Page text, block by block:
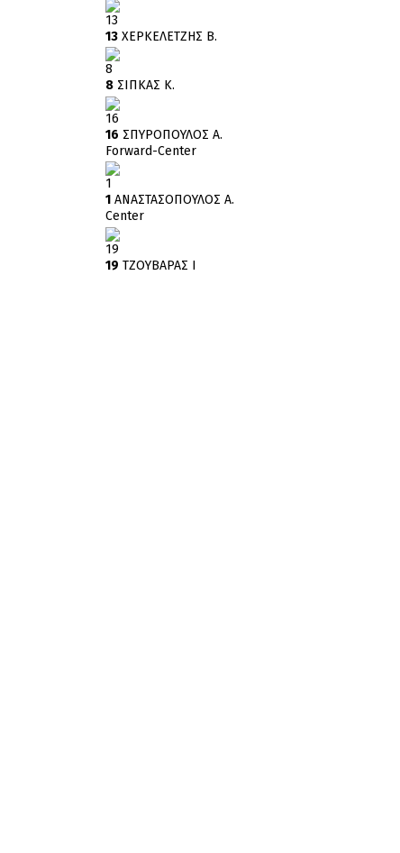
13
13 ΧΕΡΚΕΛΕΤΖΗΣ Β.
8
8 ΣΙΠΚΑΣ Κ.
16
16 ΣΠΥΡΟΠΟΥΛΟΣ Α.
Forward-Center
1
1 ΑΝΑΣΤΑΣΟΠΟΥΛΟΣ Α.
Center
19
19 ΤΖΟΥΒΑΡΑΣ Ι